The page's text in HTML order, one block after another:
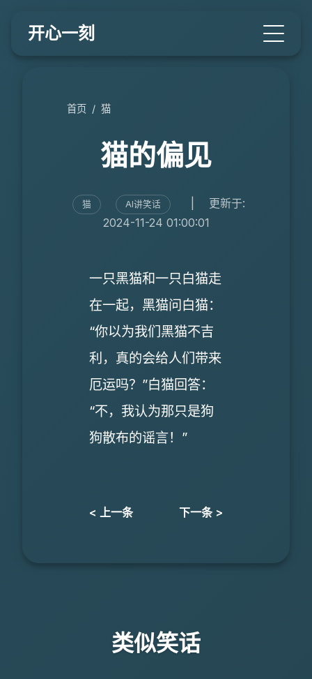
开心一刻
首页 / 猫
猫的偏见
猫 AI讲笑话
更新于:
2024-11-24 01:00:01
一只黑猫和一只白猫走
在一起，黑猫问白猫：
“你以为我们黑猫不吉
利，真的会给人们带来
厄运吗？”白猫回答：
“不，我认为那只是狗
狗散布的谣言！”
< 上一条 下一条 >
类似笑话